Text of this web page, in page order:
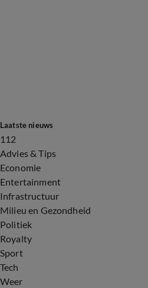
Laatste nieuws
112
Advies & Tips
Economie
Entertainment
Infrastructuur
Milieu en Gezondheid
Politiek
Royalty
Sport
Tech
Weer